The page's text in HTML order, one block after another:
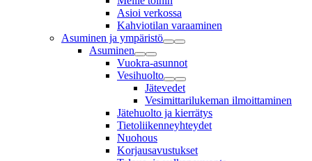
Asioi verkossa
Kahviotilan varaaminen
Asuminen ja ympäristö
Asuminen
Vuokra-asunnot
Vesihuolto
Jätevedet
Vesimittarilukeman ilmoittaminen
Jätehuolto ja kierrätys
Tietoliikenneyhteydet
Nuohous
Korjausavustukset